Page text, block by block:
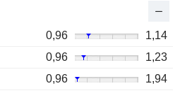
0,96
1,14
0,96
1,23
0,96
1,94